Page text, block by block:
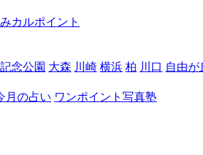
カルポイント
念公園 大森 川崎 横浜 柏 川口 自由が
月の占い ワンポイント写真塾